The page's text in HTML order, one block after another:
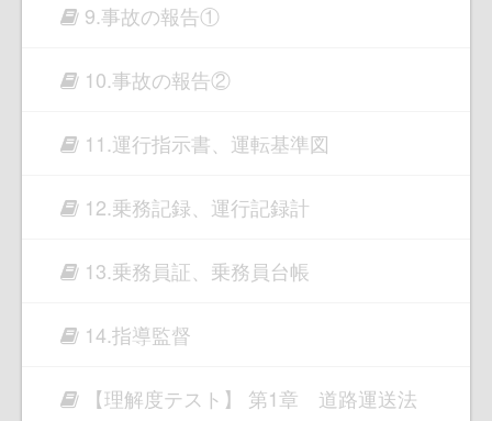
9.事故の報告①
10.事故の報告②
11.運行指示書、運転基準図
12.乗務記録、運行記録計
13.乗務員証、乗務員台帳
14.指導監督
【理解度テスト】 第1章 道路運送法